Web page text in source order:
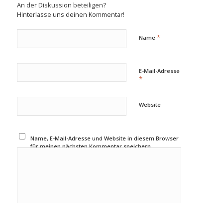
An der Diskussion beteiligen?
Hinterlasse uns deinen Kommentar!
Name *
E-Mail-Adresse
*
Website
Name, E-Mail-Adresse und Website in diesem Browser
für meinen nächsten Kommentar speichern.